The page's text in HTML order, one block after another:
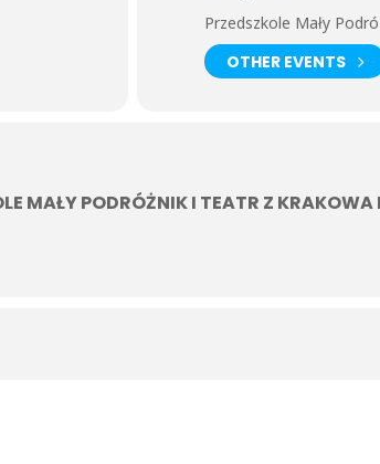
Przedszkole Mały
OTHER EVENTS
MAŁY PODRÓŻNIK I TEATR Z KRAKOWA